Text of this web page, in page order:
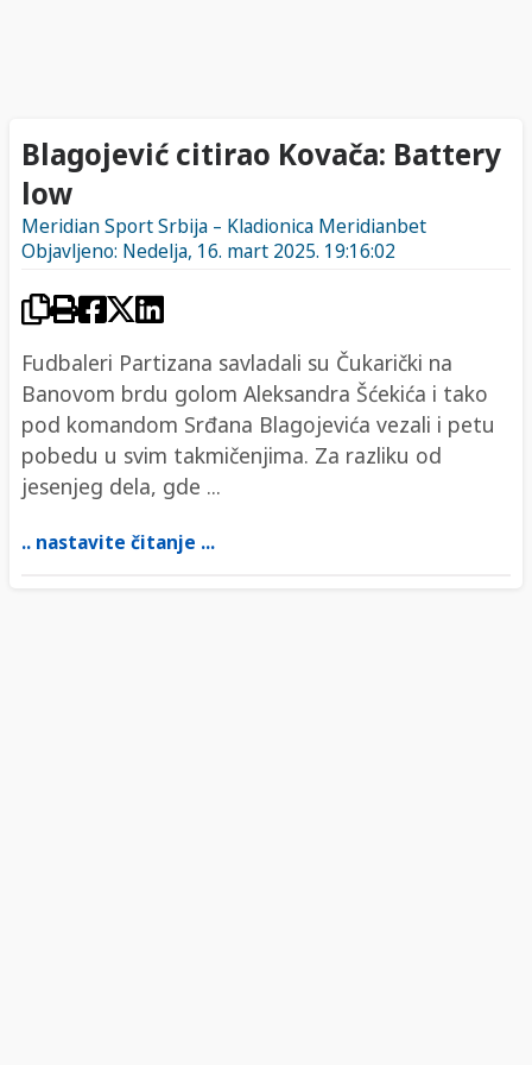
Blagojević citirao Kovača: Battery
low
Meridian Sport Srbija – Kladionica Meridianbet
Objavljeno: Nedelja, 16. mart 2025. 19:16:02
Fudbaleri Partizana savladali su Čukarički na
Banovom brdu golom Aleksandra Šćekića i tako
pod komandom Srđana Blagojevića vezali i petu
pobedu u svim takmičenjima. Za razliku od
jesenjeg dela, gde ...
.. nastavite čitanje ...